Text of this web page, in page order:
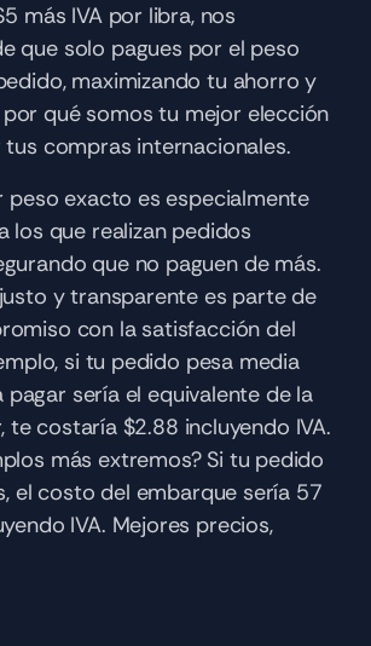
más IVA por libra, nos
que solo pagues por el peso
maximizando tu ahorro y
qué somos tu mejor elección
compras internacionales.
peso exacto es especialmente
los que realizan pedidos
que no paguen de más.
y transparente es parte de
con la satisfacción del
si tu pedido pesa media
pagar sería el equivalente de la
te costaría $2.88 incluyendo IVA.
más extremos? Si tu pedido
el costo del embarque sería 57
IVA. Mejores precios,